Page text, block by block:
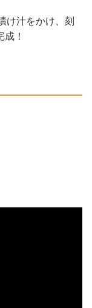
け汁をかけ、刻
！